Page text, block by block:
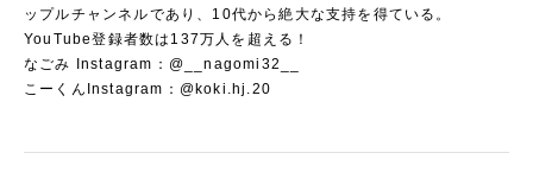
ップルチャンネルであり、10代から絶大な支持を得ている。
YouTube登録者数は137万人を超える！
なごみ Instagram：@__nagomi32__
こーくんInstagram：@koki.hj.20